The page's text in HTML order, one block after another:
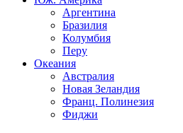
Аргентина
Бразилия
Колумбия
Перу
Океания
Австралия
Новая Зеландия
Франц. Полинезия
Фиджи